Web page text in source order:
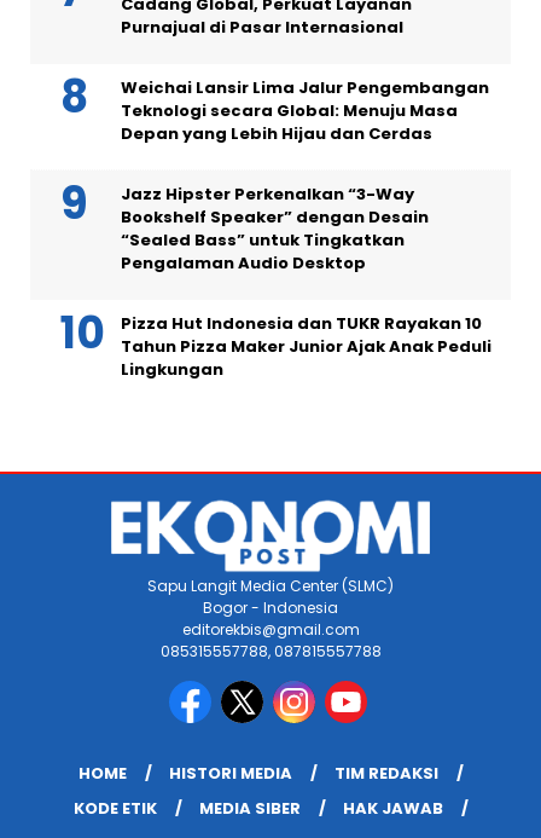
Purnajual di Pasar Internasional
Weichai Lansir Lima Jalur Pengembangan
Teknologi secara Global: Menuju Masa
Depan yang Lebih Hijau dan Cerdas
Jazz Hipster Perkenalkan “3-Way
Bookshelf Speaker” dengan Desain
“Sealed Bass” untuk Tingkatkan
Pengalaman Audio Desktop
Pizza Hut Indonesia dan TUKR Rayakan 10
Tahun Pizza Maker Junior Ajak Anak Peduli
Lingkungan
Sapu Langit Media Center (SLMC)
Bogor - Indonesia
editorekbis@gmail.com
085315557788, 087815557788
HOME HISTORI MEDIA
TIM REDAKSI
KODE ETIK
MEDIA SIBER
HAK JAWAB